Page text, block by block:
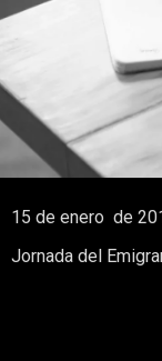
15 de enero de
Jornada del